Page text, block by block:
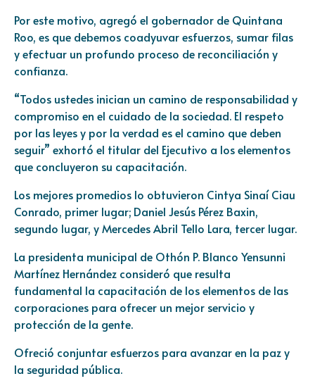
Por este motivo, agregó el gobernador de Quintana
Roo, es que debemos coadyuvar esfuerzos, sumar filas
y efectuar un profundo proceso de reconciliación y
confianza.
“Todos ustedes inician un camino de responsabilidad y
compromiso en el cuidado de la sociedad. El respeto
por las leyes y por la verdad es el camino que deben
seguir” exhortó el titular del Ejecutivo a los elementos
que concluyeron su capacitación.
Los mejores promedios lo obtuvieron Cintya Sinaí Ciau
Conrado, primer lugar; Daniel Jesús Pérez Baxin,
segundo lugar, y Mercedes Abril Tello Lara, tercer lugar.
La presidenta municipal de Othón P. Blanco Yensunni
Martínez Hernández consideró que resulta
fundamental la capacitación de los elementos de las
corporaciones para ofrecer un mejor servicio y
protección de la gente.
Ofreció conjuntar esfuerzos para avanzar en la paz y
la seguridad pública.